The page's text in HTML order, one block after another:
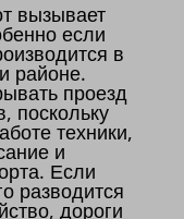
вызывает
если
в
районе.
проезд
поскольку
техники,
и
Если
разводится
дороги